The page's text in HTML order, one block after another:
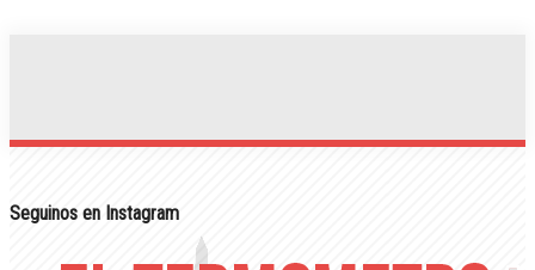
Seguinos en Instagram